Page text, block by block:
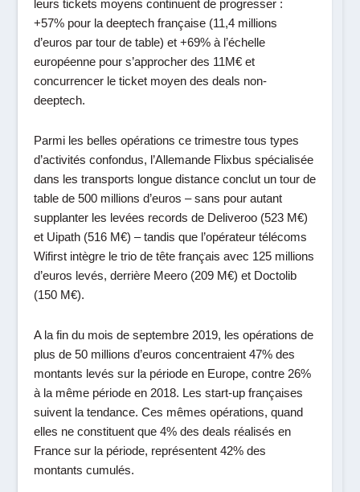
leurs tickets moyens continuent de progresser :
+57% pour la deeptech française (11,4 millions
d’euros par tour de table) et +69% à l’échelle
européenne pour s’approcher des 11M€ et
concurrencer le ticket moyen des deals non-
deeptech.
Parmi les belles opérations ce trimestre tous types
d’activités confondus, l’Allemande Flixbus spécialisée
dans les transports longue distance conclut un tour de
table de 500 millions d’euros – sans pour autant
supplanter les levées records de Deliveroo (523 M€)
et Uipath (516 M€) – tandis que l’opérateur télécoms
Wifirst intègre le trio de tête français avec 125 millions
d’euros levés, derrière Meero (209 M€) et Doctolib
(150 M€).
A la fin du mois de septembre 2019, les opérations de
plus de 50 millions d’euros concentraient 47% des
montants levés sur la période en Europe, contre 26%
à la même période en 2018. Les start-up françaises
suivent la tendance. Ces mêmes opérations, quand
elles ne constituent que 4% des deals réalisés en
France sur la période, représentent 42% des
montants cumulés.